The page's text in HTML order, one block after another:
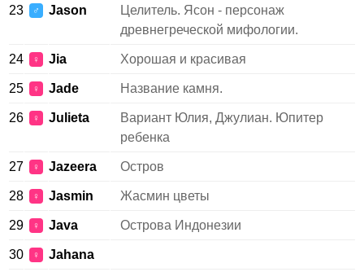
23 ♂ Jason
Целитель. Ясон - персонаж
древнегреческой мифологии.
24 ♀ Jia Хорошая и красивая
25 ♀ Jade Название камня.
26 ♀ Julieta
Вариант Юлия, Джулиан. Юпитер
ребенка
27 ♀ Jazeera Остров
28 ♀ Jasmin Жасмин цветы
29 ♀ Java Острова Индонезии
30 ♀ Jahana